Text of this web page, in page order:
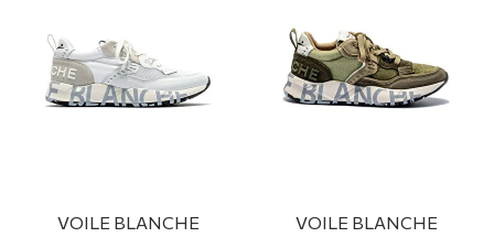
VOILE BLANCHE VOILE BLANCHE